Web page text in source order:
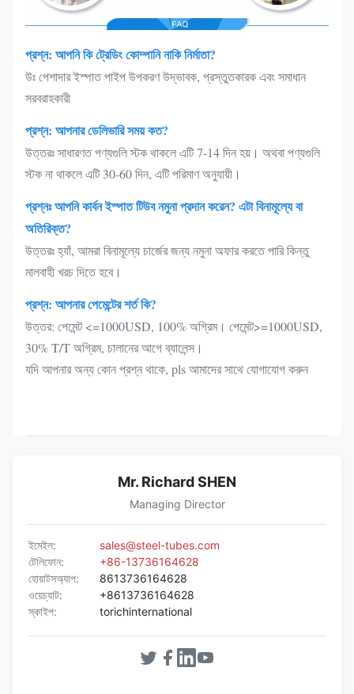
প্রশ্ন: আপনি কি ট্রেডিং কোম্পানি নাকি নির্মাতা?
উঃ পেশাদার ইস্পাত পাইপ উপকরণ উদ্ভাবক, প্রস্তুতকারক এবং সমাধান
সরবরাহকারী
প্রশ্ন: আপনার ডেলিভারি সময় কত?
উত্তরঃ সাধারণত পণ্যগুলি স্টক থাকলে এটি 7-14 দিন হয়। অথবা পণ্যগুলি
স্টক না থাকলে এটি 30-60 দিন, এটি পরিমাণ অনুযায়ী।
প্রশ্নঃ আপনি কার্বন ইস্পাত টিউব নমুনা প্রদান করেন? এটা বিনামূল্যে বা
অতিরিক্ত?
উত্তরঃ হ্যাঁ, আমরা বিনামূল্যে চার্জের জন্য নমুনা অফার করতে পারি কিন্তু
মালবাহী খরচ দিতে হবে।
প্রশ্ন: আপনার পেমেন্টের শর্ত কি?
উত্তর: পেমেন্ট <=1000USD, 100% অগ্রিম। পেমেন্ট>=1000USD,
30% T/T অগ্রিম, চালানের আগে ব্যালেন্স।
যদি আপনার অন্য কোন প্রশ্ন থাকে, pls আমাদের সাথে যোগাযোগ করুন
Mr. Richard SHEN
Managing Director
ইমেইল:
sales@steel-tubes.com
টেলিফোন:
+86-13736164628
হোয়াটসঅ্যাপ:
8613736164628
ওয়েচ্যাট:
+8613736164628
স্কাইপ:
torichinternational